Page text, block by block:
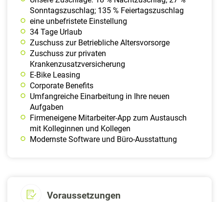
Sonntagszuschlag; 135 % Feiertagszuschlag
eine unbefristete Einstellung
34 Tage Urlaub
Zuschuss zur Betriebliche Altersvorsorge
Zuschuss zur privaten
Krankenzusatzversicherung
E-Bike Leasing
Corporate Benefits
Umfangreiche Einarbeitung in Ihre neuen
Aufgaben
Firmeneigene Mitarbeiter-App zum Austausch
mit Kolleginnen und Kollegen
Modernste Software und Büro-Ausstattung
Voraussetzungen